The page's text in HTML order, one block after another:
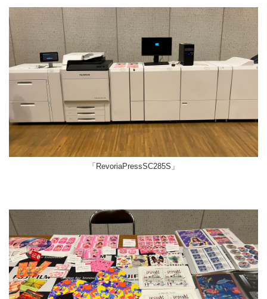
「RevoriaPressSC285S」